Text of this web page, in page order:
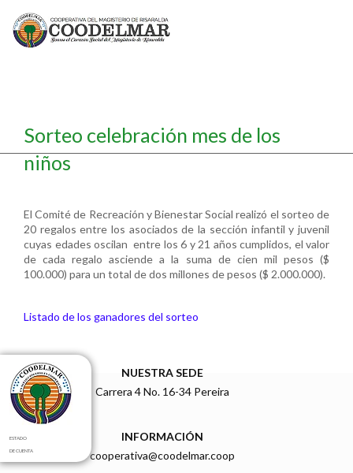
Sorteo celebración mes de los
niños
El Comité de Recreación y Bienestar Social realizó el sorteo de
20 regalos entre los asociados de la sección infantil y juvenil
cuyas edades oscilan entre los 6 y 21 años cumplidos, el valor
de cada regalo asciende a la suma de cien mil pesos ($
100.000) para un total de dos millones de pesos ($ 2.000.000).
Listado de los ganadores del sorteo
NUESTRA SEDE
Carrera 4 No. 16-34 Pereira
INFORMACIÓN
cooperativa@coodelmar.coop
ESTADO
DE CUENTA